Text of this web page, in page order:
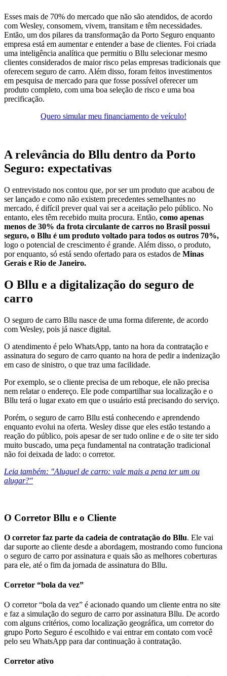
Esses mais de 70% do mercado que não são atendidos, de acordo
com Wesley, consomem, vivem, transitam e têm necessidades.
Então, um dos pilares da transformação da Porto Seguro enquanto
empresa está em aumentar e entender a base de clientes. Foi criada
uma inteligência analítica que permitiu o Bllu selecionar mesmo
clientes considerados de maior risco pelas empresas tradicionais que
oferecem seguro de carro. Além disso, foram feitos investimentos
em pesquisa de mercado para que fosse possível oferecer um
produto completo, com uma boa seleção de risco e uma boa
precificação.
Quero simular meu financiamento de veículo!
A relevância do Bllu dentro da Porto
Seguro: expectativas
O entrevistado nos contou que, por ser um produto que acabou de
ser lançado e como não existem precedentes semelhantes no
mercado, é difícil prever qual vai ser a aceitação pelo público. No
entanto, eles têm recebido muita procura. Então, como apenas
menos de 30% da frota circulante de carros no Brasil possui
seguro, o Bllu é um produto voltado para todos os outros 70%,
logo o potencial de crescimento é grande. Além disso, o produto,
por enquanto, só está sendo ofertado para os estados de Minas
Gerais e Rio de Janeiro.
O Bllu e a digitalização do seguro de
carro
O seguro de carro Bllu nasce de uma forma diferente, de acordo
com Wesley, pois já nasce digital.
O atendimento é pelo WhatsApp, tanto na hora da contratação e
assinatura do seguro de carro quanto na hora de pedir a indenização
em caso de sinistro, o que traz uma facilidade.
Por exemplo, se o cliente precisa de um reboque, ele não precisa
nem relatar o endereço. Ele pode compartilhar sua localização e o
Bllu terá o lugar exato em que o usuário está precisando do serviço.
Porém, o seguro de carro Bllu está conhecendo e aprendendo
enquanto evolui na oferta. Wesley disse que eles estão testando a
reação do público, pois apesar de ser tudo online e de o site ter sido
muito buscado, uma peça fundamental na contratação tradicional
não foi deixada de lado: o corretor.
Leia também: "Aluguel de carro: vale mais a pena ter um ou
alugar?"
O Corretor Bllu e o Cliente
O corretor faz parte da cadeia de contratação do Bllu. Ele vai
dar suporte ao cliente desde a abordagem, mostrando como funciona
o seguro de carro por assinatura e quais são as melhores coberturas
para ele, até o fim da jornada de assinatura do Bllu.
Corretor “bola da vez”
O corretor “bola da vez” é acionado quando um cliente entra no site
e faz a simulação do seguro de carro por assinatura Bllu. De acordo
com alguns critérios, como localização geográfica, um corretor do
grupo Porto Seguro é escolhido e vai entrar em contato com você
pelo seu WhatsApp para dar continuação à contratação.
Corretor ativo